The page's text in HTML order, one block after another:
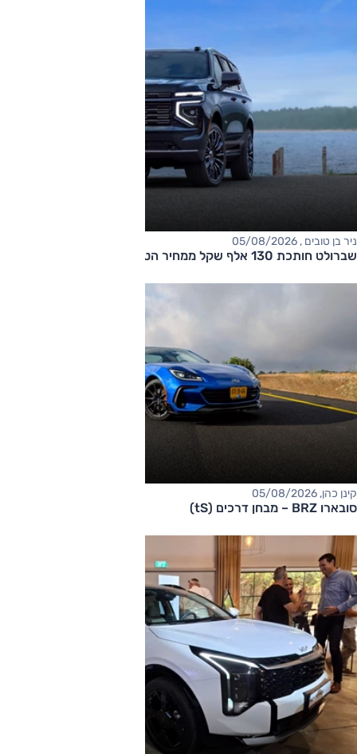
ניר בן טובים , 05/08/2026
שברולט חותכת 130 אלף שקל ממחיר הטאהו
קינן כהן, 05/08/2026
סובארו BRZ – מבחן דרכים (tS)